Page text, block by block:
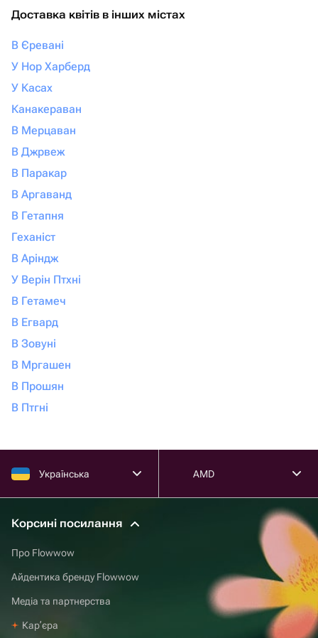
Доставка квітів в інших містах
В Єревані
У Нор Харберд
У Касах
Канакераван
В Мерцаван
В Джрвеж
В Паракар
В Аргаванд
В Гетапня
Геханіст
В Аріндж
У Верін Птхні
В Гетамеч
В Егвард
В Зовуні
В Мргашен
В Прошян
В Птгні
Українська AMD
Корсині посилання
Про Flowwow
Айдентика бренду Flowwow
Медіа та партнерства
Карʼєра